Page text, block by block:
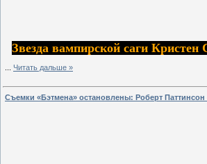
Звезда вампирской саги
Читать дальше »
Съемки «Бэтмена» остановлены: Роберт Паттинсон